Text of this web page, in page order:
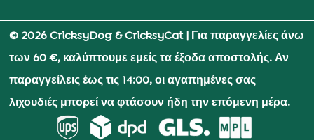
© 2026 CricksyDog & CricksyCat| Για παραγγελίες άνω
των 60 €, καλύπτουμε εμείς τα έξοδα αποστολής. Αν
παραγγείλεις έως τις 14:00, οι αγαπημένες σας
λιχουδιές μπορεί να φτάσουν ήδη την επόμενη μέρα.